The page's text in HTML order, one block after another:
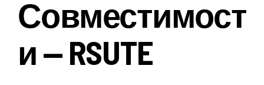
Совместимост
И — RSUTE